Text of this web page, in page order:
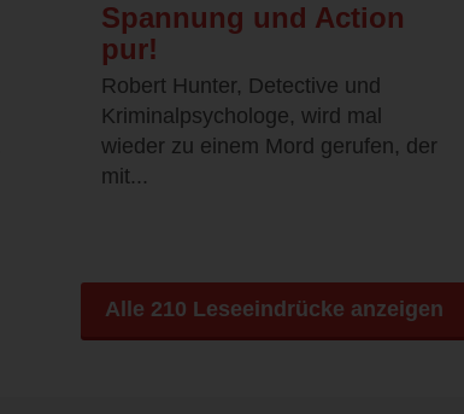
Spannung und Action
pur!
Robert Hunter, Detective und
Kriminalpsychologe, wird mal
wieder zu einem Mord gerufen, der
mit...
Alle 210 Leseeindrücke anzeigen